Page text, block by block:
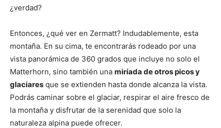
¿verdad?
Entonces, ¿qué ver en Zermatt? Indudablemente, esta
montaña. En su cima, te encontrarás rodeado por una
vista panorámica de 360 grados que incluye no solo el
Matterhorn, sino también una miríada de otros picos y
glaciares que se extienden hasta donde alcanza la vista.
Podrás caminar sobre el glaciar, respirar el aire fresco de
la montaña y disfrutar de la serenidad que solo la
naturaleza alpina puede ofrecer.